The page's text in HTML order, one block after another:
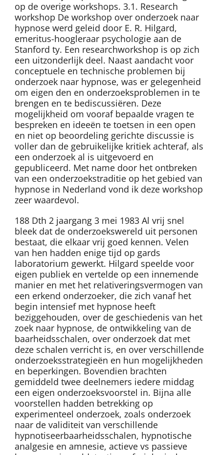
op de overige workshops. 3.1. Research
workshop De workshop over onderzoek naar
hypnose werd geleid door E. R. Hilgard,
emeritus-hoogleraar psychologie aan de
Stanford ty. Een researchworkshop is op zich
een uitzonderlijk deel. Naast aandacht voor
conceptuele en technische problemen bij
onderzoek naar hypnose, was er gelegenheid
om eigen den en onderzoeksproblemen in te
brengen en te bediscussiëren. Deze
mogelijkheid om vooraf bepaalde vragen te
bespreken en ideeën te toetsen in een open
en niet op beoordeling gerichte discussie is
voller dan de gebruikelijke kritiek achteraf, als
een onderzoek al is uitgevoerd en
gepubliceerd. Met name door het ontbreken
van een onderzoekstraditie op het gebied van
hypnose in Nederland vond ik deze workshop
zeer waardevol.
188 Dth 2 jaargang 3 mei 1983 Al vrij snel
bleek dat de onderzoekswereld uit personen
bestaat, die elkaar vrij goed kennen. Velen
van hen hadden enige tijd op gards
laboratorium gewerkt. Hilgard speelde voor
eigen publiek en vertelde op een innemende
manier en met het relativeringsvermogen van
een erkend onderzoeker, die zich vanaf het
begin intensief met hypnose heeft
beziggehouden, over de geschiedenis van het
zoek naar hypnose, de ontwikkeling van de
baarheidsschalen, over onderzoek dat met
deze schalen verricht is, en over verschillende
onderzoeksstrategieën en hun mogelijkheden
en beperkingen. Bovendien brachten
gemiddeld twee deelnemers iedere middag
een eigen onderzoeksvoorstel in. Bijna alle
voorstellen hadden betrekking op
experimenteel onderzoek, zoals onderzoek
naar de validiteit van verschillende
hypnotiseerbaarheidsschalen, hypnotische
analgesie en amnesie, actieve vs passieve